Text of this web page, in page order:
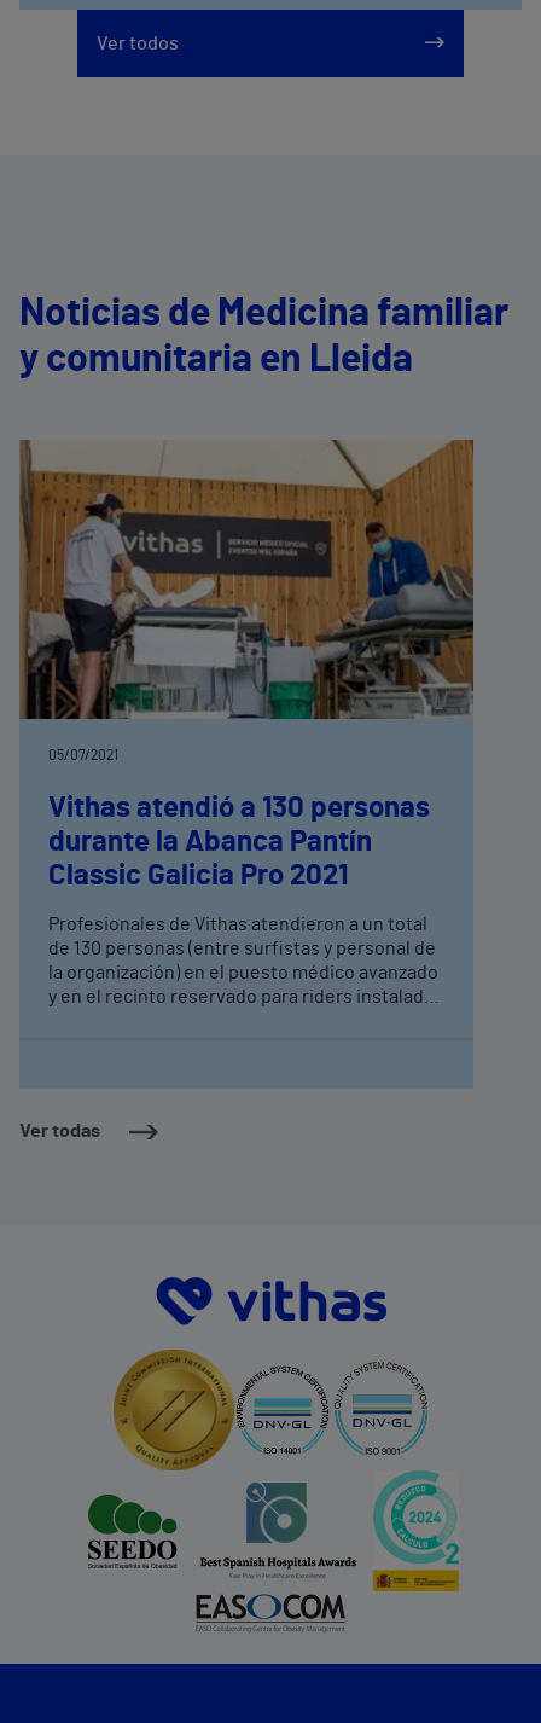
Ver todos
Noticias de Medicina familiar
y comunitaria en Lleida
Ver todas
05/07/2021
Vithas atendió a 130 personas
durante la Abanca Pantín
Classic Galicia Pro 2021
Profesionales de Vithas atendieron a un total
de 130 personas (entre surfistas y personal de
la organización) en el puesto médico avanzado
y en el recinto reservado para riders instalados
la playa homónima de Valdoviño.